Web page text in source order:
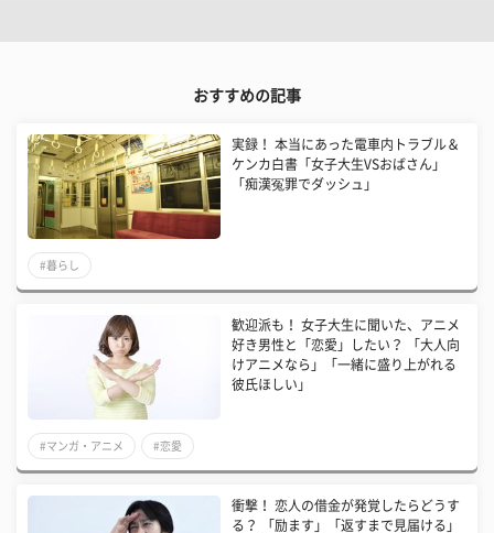
おすすめの記事
実録！ 本当にあった電車内トラブル＆
ケンカ白書「女子大生VSおばさん」
「痴漢冤罪でダッシュ」
#暮らし
歓迎派も！ 女子大生に聞いた、アニメ
好き男性と「恋愛」したい？ 「大人向
けアニメなら」「一緒に盛り上がれる
彼氏ほしい」
#マンガ・アニメ #恋愛
衝撃！ 恋人の借金が発覚したらどうす
る？ 「励ます」「返すまで見届ける」